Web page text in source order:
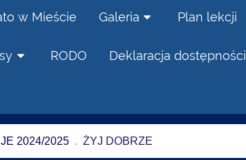
w Mieście Galeria Plan lekcji
RODO Deklaracja dostępności
2024/2025 . ŻYJ DOBRZE